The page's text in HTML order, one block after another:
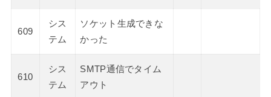
609
シス
テム
ソケット生成できな
かった
610
シス
テム
SMTP通信でタイム
アウト